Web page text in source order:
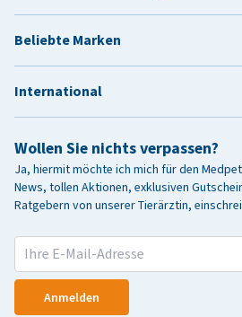
Wollen Sie nichts verpassen?
Ja, hiermit möchte ich mich für den
News, tollen Aktionen, exklusiven
Ratgebern von unserer Tierärztin,
Anmelden
Beliebte Marken
International